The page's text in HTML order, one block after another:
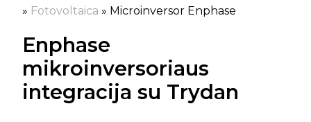
» Fotovoltaica » Microinversor Enphase
Enphase
mikroinversoriaus
integracija su Trydan